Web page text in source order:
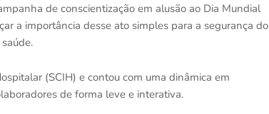
de conscientização em alusão ao Dia Mundial
a importância desse ato simples para a segurança do
(SCIH) e contou com uma dinâmica em
de forma leve e interativa.